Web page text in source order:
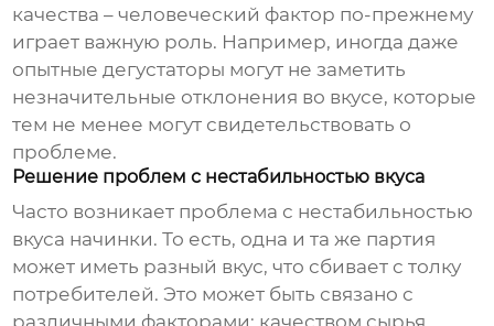
качества – человеческий фактор по-прежнему
играет важную роль. Например, иногда даже
опытные дегустаторы могут не заметить
незначительные отклонения во вкусе, которые
тем не менее могут свидетельствовать о
проблеме.
Решение проблем с нестабильностью вкуса
Часто возникает проблема с нестабильностью
вкуса начинки. То есть, одна и та же партия
может иметь разный вкус, что сбивает с толку
потребителей. Это может быть связано с